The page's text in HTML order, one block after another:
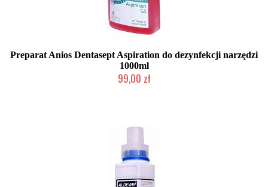
Preparat Anios Dentasept Aspiration do dezynfekcji narzędzi
1000ml
99,00 zł